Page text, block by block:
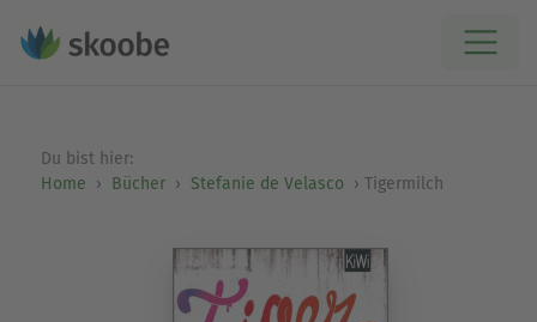
Du bist hier:
Home
Bücher Stefanie de Velasco Tigermilch